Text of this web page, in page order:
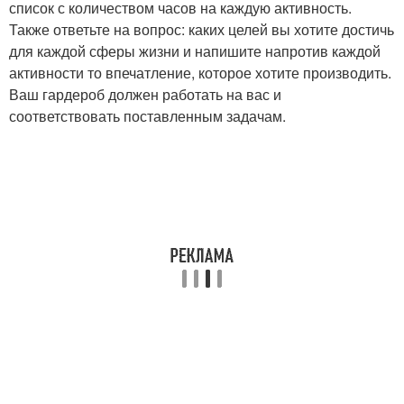
список с количеством часов на каждую активность.
Также ответьте на вопрос: каких целей вы хотите достичь
для каждой сферы жизни и напишите напротив каждой
активности то впечатление, которое хотите производить.
Ваш гардероб должен работать на вас и
соответствовать поставленным задачам.